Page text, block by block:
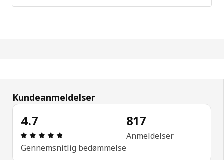
Kundeanmeldelser
4.7
Anmeldelse: 4.7 Ud af 5 Stjerner. Anmeldelser i
Gennemsnitlig bedømmelse
817
Anmeldelser